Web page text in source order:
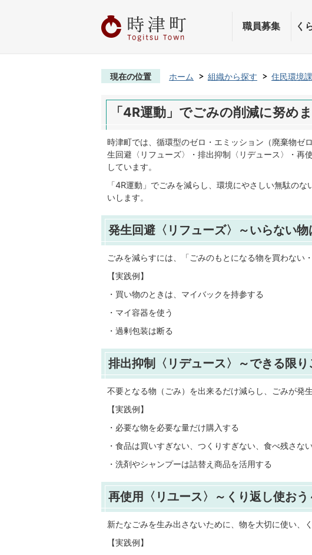
職員募集 く
現在の位置 ホーム 組織から探す 住民環境課
「4R運動」でごみの削減に努め
時津町では、循環型のゼロ・エミッション（廃棄物ゼ
生回避〈リフューズ〉・排出抑制〈リデュース〉・再
しています。
「4R運動」でごみを減らし、環境にやさしい無駄の
いします。
発生回避〈リフューズ〉～いらない物
ごみを減らすには、「ごみのもとになる物を買わない
【実践例】
・買い物のときは、マイバックを持参する
・マイ容器を使う
・過剰包装は断る
排出抑制〈リデュース〉～できる限り
不要となる物（ごみ）を出来るだけ減らし、ごみが発
【実践例】
・必要な物を必要な量だけ購入する
・食品は買いすぎない、つくりすぎない、食べ残さな
・洗剤やシャンプーは詰替え商品を活用する
再使用〈リユース〉～くり返し使おう
新たなごみを生み出さないために、物を大切に使い、
【実践例】